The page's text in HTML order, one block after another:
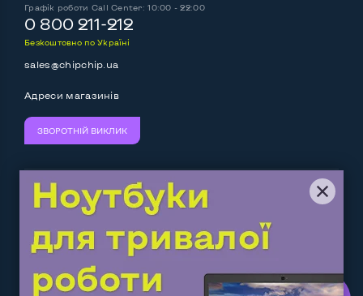
Графік роботи Call Center: 10:00 - 22:00
0 800 211-212
Безкоштовно по Україні
sales@chipchip.ua
Адреси магазинів
ЗВОРОТНІЙ ВИКЛИК
Ми приймаємо: Слідкуйте за нами:
Work.ua — самий кльовий
наш партнер